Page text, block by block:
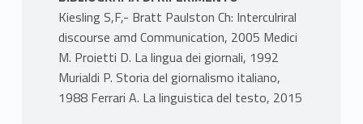
Kiesling S,F,- Bratt Paulston Ch: Interculriral
discourse amd Communication, 2005 Medici
M. Proietti D. La lingua dei giornali, 1992
Murialdi P. Storia del giornalismo italiano,
1988 Ferrari A. La linguistica del testo, 2015